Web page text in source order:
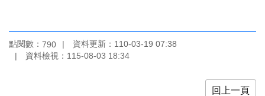
明
隱
點閱數： 790 資料更新： 110-03-19 07:38
資料檢視： 115-08-03 18:34
回上一頁